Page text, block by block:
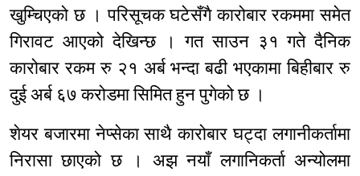
खुम्चिएको छ । परिसूचक घटेसँगै कारोबार रकममा समेत
गिरावट आएको देखिन्छ । गत साउन ३१ गते दैनिक
कारोबार रकम रु २१ अर्ब भन्दा बढी भएकामा बिहीबार रु
दुई अर्ब ६७ करोडमा सिमित हुन पुगेको छ ।
शेयर बजारमा नेप्सेका साथै कारोबार घट्दा लगानीकर्तामा
निरासा छाएको छ । अझ नयाँ लगानिकर्ता अन्योलमा